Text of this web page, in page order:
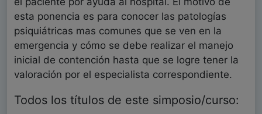
esta ponencia es para conocer las patologías
psiquiátricas mas comunes que se ven en la
emergencia y cómo se debe realizar el manejo
inicial de contención hasta que se logre tener la
valoración por el especialista correspondiente.
Todos los títulos de este simposio/curso: